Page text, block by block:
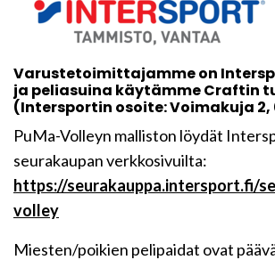
Varustetoimittajamme on
ja peliasuina käytämme Craftin
(Intersportin osoite: Voimakuja 2,
PuMa-Volleyn malliston löydät
seurakaupan verkkosivuilta:
https://seurakauppa.intersport.fi/
volley
Miesten/poikien pelipaidat ovat